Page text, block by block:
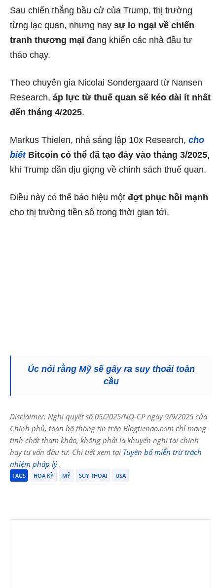
Sau chiến thắng bầu cử của Trump, thị trường
từng lạc quan, nhưng nay sự lo ngại về chiến
tranh thương mại đang khiến các nhà đầu tư
tháo chạy.
Theo chuyên gia Nicolai Sondergaard từ Nansen
Research, áp lực từ thuế quan sẽ kéo dài ít nhất
đến tháng 4/2025.
Markus Thielen, nhà sáng lập 10x Research, cho
biết Bitcoin có thể đã tạo đáy vào tháng 3/2025,
khi Trump dần dịu giọng về chính sách thuế quan.
Điều này có thể báo hiệu một đợt phục hồi mạnh
cho thị trường tiền số trong thời gian tới.
Úc nói rằng Mỹ sẽ gây ra suy thoái toàn
cầu
Disclaimer: Nghị quyết số 05/2025/NQ-CP ngày 9/9/2025 của
Chính phủ, toàn bộ thông tin trên Blogtienao.com chỉ mang
tính chất tham khảo, không phải là khuyến nghị tài chính
hay tư vấn đầu tư. Chi tiết xem tại Tuyên bố miễn trừ trách
nhiệm pháp lý.
TAGS HOA KỲ MỸ SUY THOAI USA